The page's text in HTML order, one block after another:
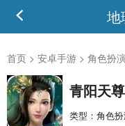
地
首页 > 安卓手游 > 角色扮
青阳天尊
类型：角色